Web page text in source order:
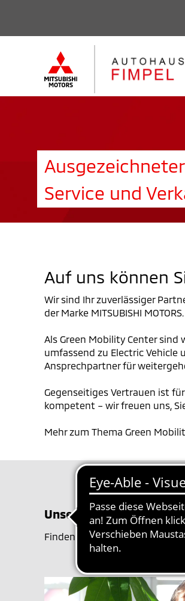
Ausgezeichneter
Service und
Auf uns können
Wir sind Ihr zuverlässiger
der Marke MITSUBISHI MOTORS.
Als Green Mobility Center
umfassend zu Electric
Ansprechpartner für
Gegenseitiges Vertrauen ist
kompetent – wir freuen uns,
Mehr zum Thema Green
Unser Team
Finden Sie hier all Ihre